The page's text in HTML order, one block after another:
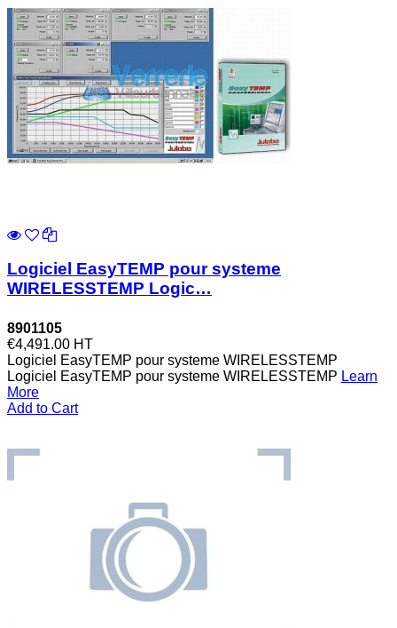
Logiciel EasyTEMP pour systeme
WIRELESSTEMP Logic…
8901105
€4,491.00 HT
Logiciel EasyTEMP pour systeme WIRELESSTEMP
Logiciel EasyTEMP pour systeme WIRELESSTEMP Learn
More
Add to Cart